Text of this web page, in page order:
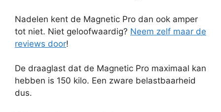
Nadelen kent de Magnetic Pro dan ook amper
tot niet. Niet geloofwaardig? Neem zelf maar de
reviews door!
De draaglast dat de Magnetic Pro maximaal kan
hebben is 150 kilo. Een zware belastbaarheid
dus.